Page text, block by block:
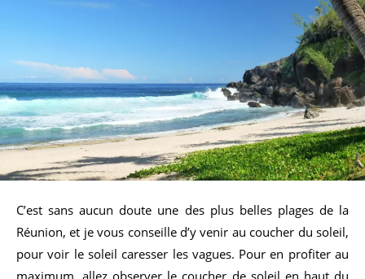
C’est sans aucun doute une des plus belles plages de la
Réunion, et je vous conseille d’y venir au coucher du soleil,
pour voir le soleil caresser les vagues. Pour en profiter au
maximum, allez observer le coucher de soleil en haut du